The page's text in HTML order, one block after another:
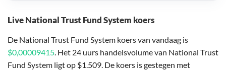
Live National Trust Fund System koers
De National Trust Fund System koers van vandaag is
$0,00009415. Het 24 uurs handelsvolume van National Trust
Fund System ligt op $1.509. De koers is gestegen met